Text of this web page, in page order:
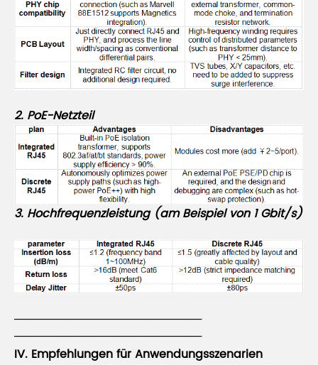
2. PoE-Netzteil
3. Hochfrequenzleistung (am Beispiel von 1 Gbit/s)
────────────────────────
────────────────────────
IV. Empfehlungen für Anwendungsszenarien